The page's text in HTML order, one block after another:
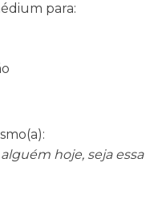
para:
hoje, seja essa